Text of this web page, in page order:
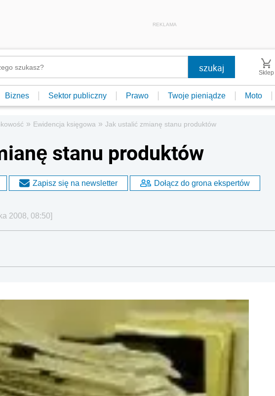
REKLAMA
Sklep
Biznes Sektor publiczny Prawo Twoje pieniądze Moto
» Ewidencja księgowa » Jak ustalić zmianę stanu produktów
stanu produktów
Zapisz się na newsletter Dołącz do grona ekspertów
2008, 08:50]